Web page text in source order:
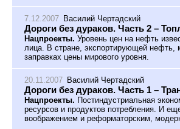
7.12.2007 Василий Чертадский
Дороги без дураков. Часть 2 –
Нацпроекты. Уровень цен на нефть
лица. В стране, экспортирующей
заправках цены мирового уровня.
20.11.2007 Василий Чертадский
Дороги без дураков. Часть 1 –
Нацпроекты. Постиндустриальная
ресурсов и продуктов потребления. И
воображением и реформаторским,